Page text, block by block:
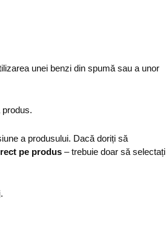
unei benzi din spumă sau a unor
produs.
a produsului. Dacă doriți să
pe produs – trebuie doar să selectați
.